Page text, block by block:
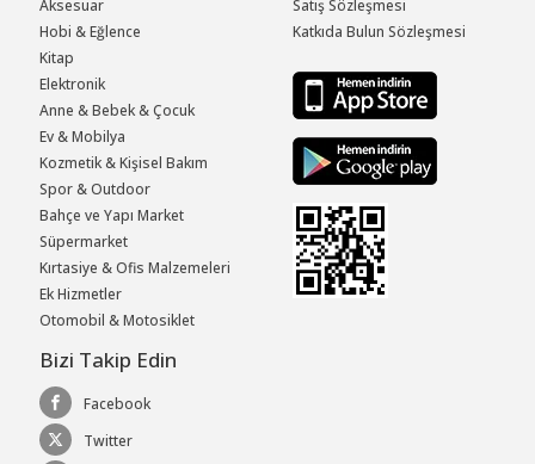
Aksesuar
Hobi & Eğlence
Kitap
Elektronik
Anne & Bebek & Çocuk
Ev & Mobilya
Kozmetik & Kişisel Bakım
Spor & Outdoor
Bahçe ve Yapı Market
Süpermarket
Kırtasiye & Ofis Malzemeleri
Ek Hizmetler
Otomobil & Motosiklet
Satış Sözleşmesi
Katkıda Bulun Sözleşmesi
Bizi Takip Edin
Facebook
Twitter